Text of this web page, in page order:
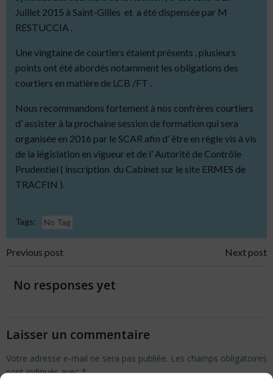
Juillet 2015 à Saint-Gilles et a été dispensée par M
RESTUCCIA .
Une vingtaine de courtiers étaient présents , plusieurs
points ont été abordés notamment les obligations des
courtiers en matière de LCB /FT .
Nous recommandons fortement à nos confrères courtiers
d’ assister à la prochaine session de formation qui sera
organisée en 2016 par le SCAR afin d’ être en règle vis à vis
de la législation en vigueur et de l’ Autorité de Contrôle
Prudentiel ( inscription du Cabinet sur le site ERMES de
TRACFIN ).
Tags: No Tag
Post
navigation
Previous post Next post
No responses yet
Laisser un commentaire
Votre adresse e-mail ne sera pas publiée. Les champs obligatoires
sont indiqués avec*